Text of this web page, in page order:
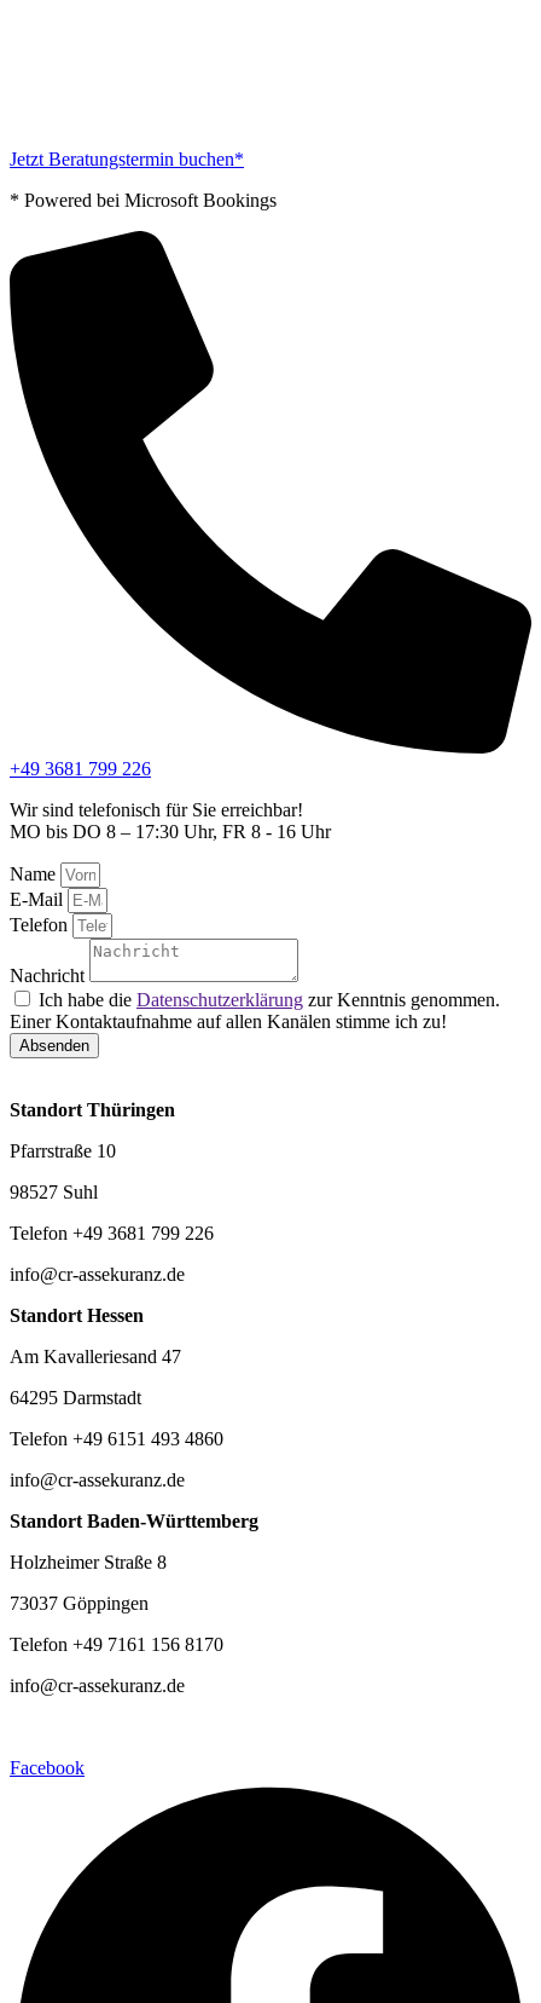
Jetzt Beratungstermin buchen*
* Powered bei Microsoft Bookings
+49 3681 799 226
Wir sind telefonisch für Sie erreichbar!
MO bis DO 8 – 17:30 Uhr, FR 8 - 16 Uhr
Name
E-Mail
Telefon
Nachricht
Ich habe die Datenschutzerklärung zur Kenntnis genommen.
Einer Kontaktaufnahme auf allen Kanälen stimme ich zu!
Absenden
Standort Thüringen
Pfarrstraße 10
98527 Suhl
Telefon +49 3681 799 226
info@cr-assekuranz.de
Standort Hessen
Am Kavalleriesand 47
64295 Darmstadt
Telefon +49 6151 493 4860
info@cr-assekuranz.de
Standort Baden-Württemberg
Holzheimer Straße 8
73037 Göppingen
Telefon +49 7161 156 8170
info@cr-assekuranz.de
Facebook